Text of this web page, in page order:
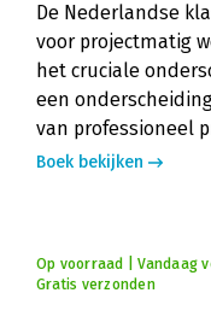
De Nederlandse
voor projectmatig
het cruciale
een
van professioneel
Boek bekijken
Op voorraad | Vandaag
Gratis verzonden